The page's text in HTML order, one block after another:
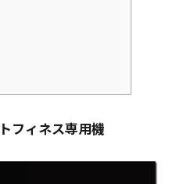
フィネス専用機